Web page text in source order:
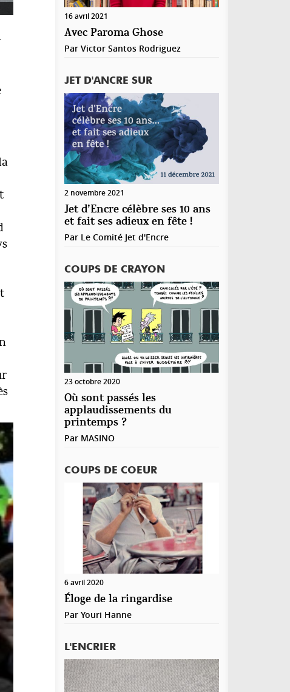
Enregistrer mon nom, mon e-mail et mon site web
quoi. De plus, ces partis historiques d’opposition ont
du mal à se mettre à l’heure du pouvoir en parlant
de démocratie suite à un scrutin mais refuse
représenterait l’ancien régime ( Nida Tounes dont les
Enfin tout ça pour dire et maintenant qu’est ce
crois-tu en cette Troika? Ne doit-elle pas être
élargie? comment sortir de cette impasse?
Aucune idée si j’ai été claire mais je suis fatigué
bonne nuit jet d’encre
16 avril 2021
Avec Paroma Ghose
Par Victor Santos Rodriguez
JET D'ANCRE SUR
2 novembre 2021
Jet d’Encre célèbre ses 10 ans
et fait ses adieux en fête !
Par Le Comité Jet d'Encre
COUPS DE CRAYON
23 octobre 2020
Où sont passés les
applaudissements du
printemps ?
Par MASINO
COUPS DE COEUR
6 avril 2020
Éloge de la ringardise
Par Youri Hanne
L'ENCRIER